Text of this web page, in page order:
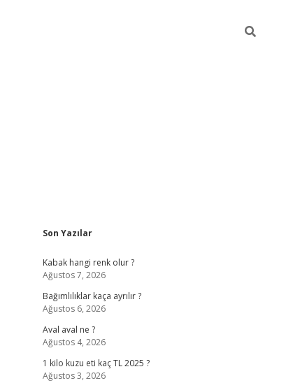
Sidebar
Son Yazılar
Kabak hangi renk olur ?
Ağustos 7, 2026
Bağımlılıklar kaça ayrılır ?
Ağustos 6, 2026
Aval aval ne ?
Ağustos 4, 2026
1 kilo kuzu eti kaç TL 2025 ?
Ağustos 3, 2026